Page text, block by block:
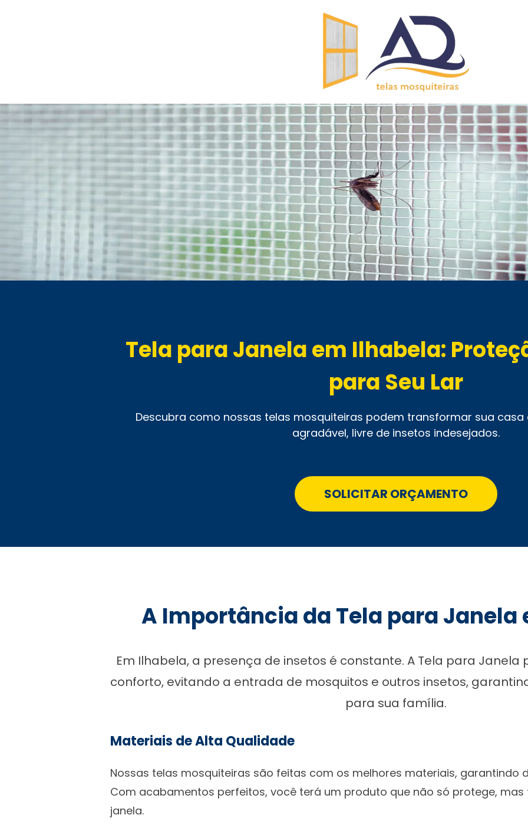
Tela para Janela em Ilhabela:
para Seu Lar
Descubra como nossas telas mosquiteiras podem transformar sua
agradável, livre de insetos indesejados.
SOLICITAR ORÇAMENTO
A Importância da Tela para Janela
Em Ilhabela, a presença de insetos é constante. A Tela para
conforto, evitando a entrada de mosquitos e outros insetos,
para sua família.
Materiais de Alta Qualidade
Nossas telas mosquiteiras são feitas com os melhores materiais, garantindo
Com acabamentos perfeitos, você terá um produto que não só protege,
janela.